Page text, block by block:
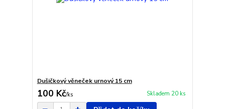
Dušičkový věneček urnový 15 cm
100 Kč/ks Skladem 20 ks